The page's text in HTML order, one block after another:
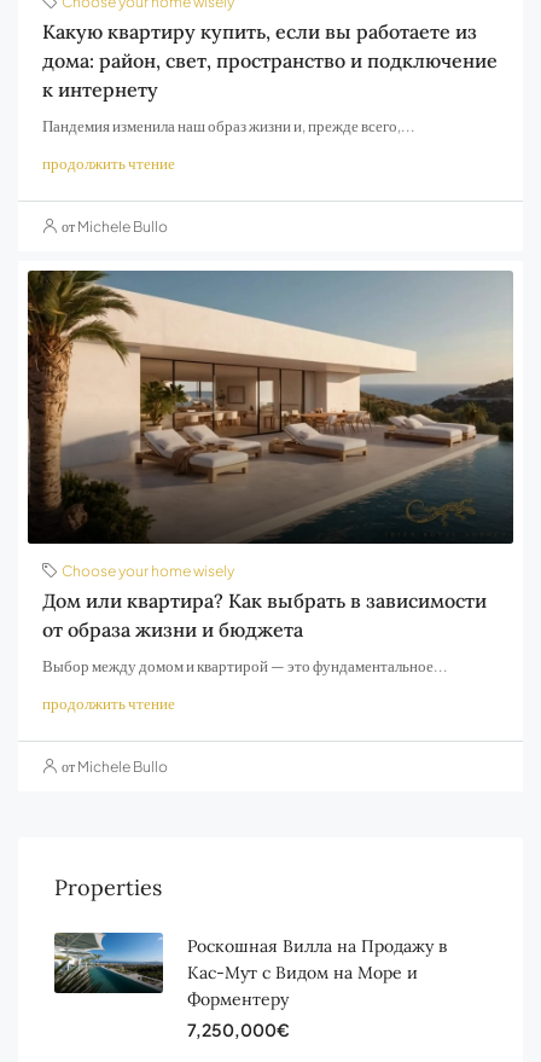
Какую квартиру купить, если вы работаете из
дома: район, свет, пространство и подключение
к интернету
Пандемия изменила наш образ жизни и, прежде всего,...
продолжить чтение
от Michele Bullo
Choose your home wisely
Дом или квартира? Как выбрать в зависимости
от образа жизни и бюджета
Выбор между домом и квартирой — это фундаментальное...
продолжить чтение
от Michele Bullo
Properties
Роскошная Вилла на Продажу в
Кас-Мут с Видом на Море и
Форментеру
7,250,000€